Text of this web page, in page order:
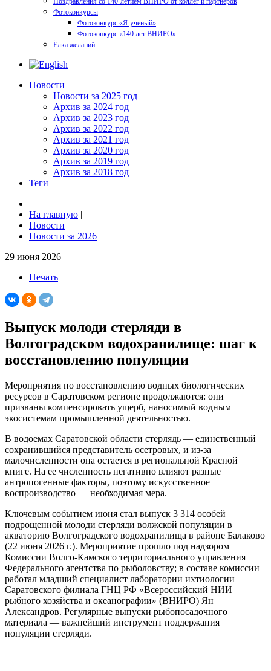
Фотоконкурсы
Фотоконкурс «Я-ученый»
Фотоконкурс «140 лет ВНИРО»
Ёлка желаний
Новости
Новости за 2025 год
Архив за 2024 год
Архив за 2023 год
Архив за 2022 год
Архив за 2021 год
Архив за 2020 год
Архив за 2019 год
Архив за 2018 год
Теги
На главную |
Новости |
Новости за 2026
29 июня 2026
Печать
Выпуск молоди стерляди в
Волгоградском водохранилище: шаг к
восстановлению популяции
Мероприятия по восстановлению водных биологических
ресурсов в Саратовском регионе продолжаются: они
призваны компенсировать ущерб, наносимый водным
экосистемам промышленной деятельностью.
В водоемах Саратовской области стерлядь — единственный
сохранившийся представитель осетровых, и из‑за
малочисленности она остается в региональной Красной
книге. На ее численность негативно влияют разные
антропогенные факторы, поэтому искусственное
воспроизводство — необходимая мера.
Ключевым событием июня стал выпуск 3 314 особей
подрощенной молоди стерляди волжской популяции в
акваторию Волгоградского водохранилища в районе Балаково
(22 июня 2026 г.). Мероприятие прошло под надзором
Комиссии Волго‑Камского территориального управления
Федерального агентства по рыболовству; в составе комиссии
работал младший специалист лаборатории ихтиологии
Саратовского филиала ГНЦ РФ «Всероссийский НИИ
рыбного хозяйства и океанографии» (ВНИРО) Ян
Александров. Регулярные выпуски рыбопосадочного
материала — важнейший инструмент поддержания
популяции стерляди.